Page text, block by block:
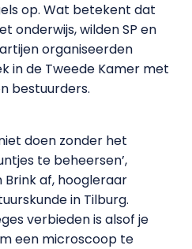
op. Wat betekent dat
onderwijs, wilden SP en
organiseerden
in de Tweede Kamer met
bestuurders.
doen zonder het
te beheersen’,
af, hoogleraar
in Tilburg.
verbieden is alsof je
een microscoop te